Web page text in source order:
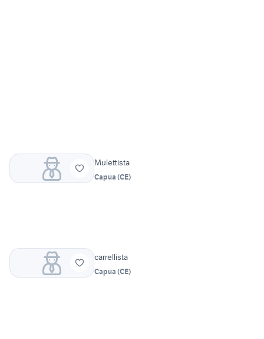
Mulettista
Capua (CE)
carrellista
Capua (CE)